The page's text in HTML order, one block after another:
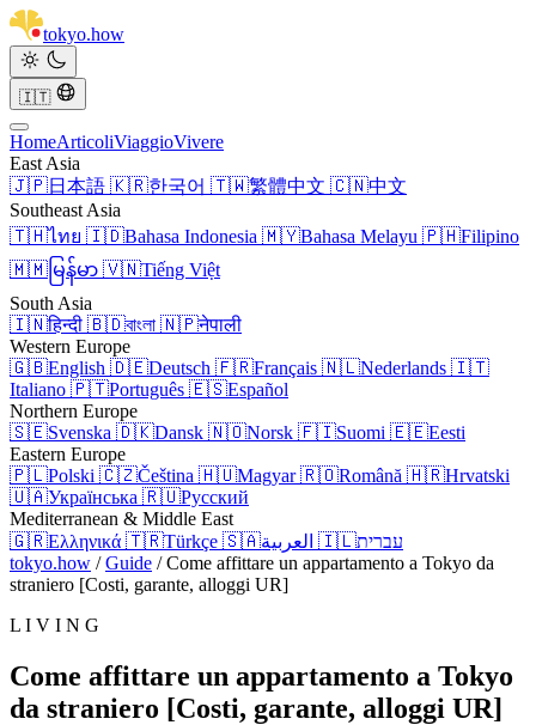
tokyo.how
🇮🇹
HomeArticoliViaggioVivere
East Asia
🇯🇵日本語 🇰🇷한국어 🇹🇼繁體中文 🇨🇳中文
Southeast Asia
🇹🇭ไทย 🇮🇩Bahasa Indonesia 🇲🇾Bahasa Melayu 🇵🇭Filipino
🇲🇲 မြန်မာ 🇻🇳Tiếng Việt
South Asia
🇮🇳हिन्दी 🇧🇩বাংলা 🇳🇵नेपाली
Western Europe
🇬🇧English 🇩🇪Deutsch 🇫🇷Français 🇳🇱Nederlands 🇮🇹
Italiano 🇵🇹Português 🇪🇸Español
Northern Europe
🇸🇪Svenska 🇩🇰Dansk 🇳🇴Norsk 🇫🇮Suomi 🇪🇪Eesti
Eastern Europe
🇵🇱Polski 🇨🇿Čeština 🇭🇺Magyar🇷🇴Română 🇭🇷Hrvatski
🇺🇦Українська 🇷🇺Русский
Mediterranean & Middle East
🇬🇷Ελληνικά 🇹🇷Türkçe 🇸🇦 🇮🇱עברית
tokyo.how / Guide / Come affittare un appartamento a Tokyo da
straniero [Costi, garante, alloggi UR]
L I V I N G
Come affittare un appartamento a Tokyo
da straniero [Costi, garante, alloggi UR]